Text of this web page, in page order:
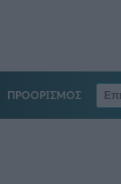
ΠΡΟΟΡΙΣΜΟΣ